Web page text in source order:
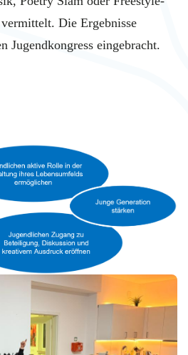
Die Ergebnisse
Jugendkongress eingebracht.